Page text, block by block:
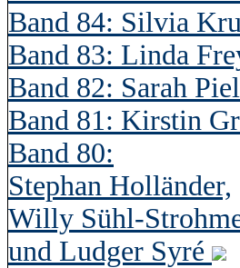
Band 84: Silvia
Band 83: Linda
Band 82: Sarah
Band 81: Kirstin
Band 80:
Stephan Holländer,
Willy Sühl-
und Ludger Syré